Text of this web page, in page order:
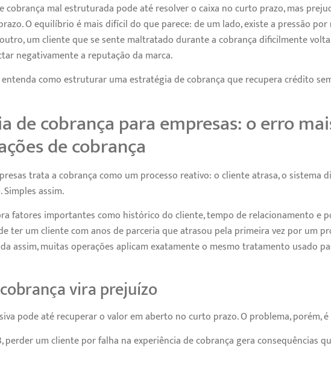
cobrança mal estruturada pode até resolver o caixa no curto prazo, mas
O equilíbrio é mais difícil do que parece: de um lado, existe a pressão
um cliente que se sente maltratado durante a cobrança dificilmente
negativamente a reputação da marca.
como estruturar uma estratégia de cobrança que recupera crédito
de cobrança para empresas: o erro
de cobrança
trata a cobrança como um processo reativo: o cliente atrasa, o sistema
assim.
fatores importantes como histórico do cliente, tempo de relacionamento e
ter um cliente com anos de parceria que atrasou pela primeira vez por um
assim, muitas operações aplicam exatamente o mesmo tratamento usado
vira prejuízo
pode até recuperar o valor em aberto no curto prazo. O problema, porém,
perder um cliente por falha na experiência de cobrança gera consequências